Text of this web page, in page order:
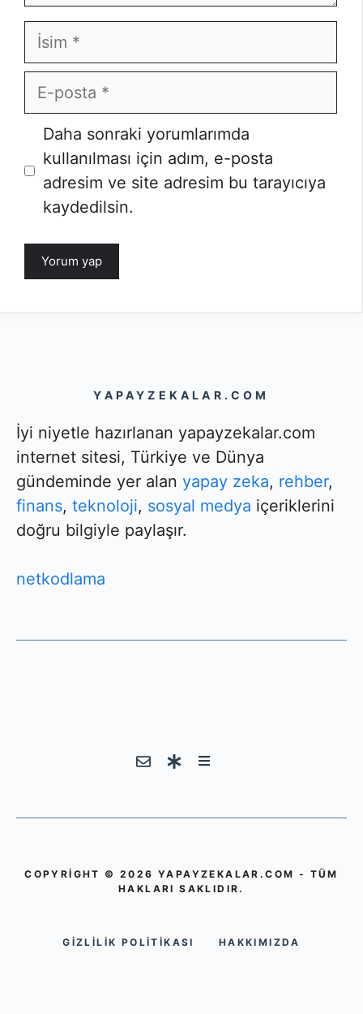
İsim
E-
posta
İnternet
sitesi
Daha sonraki yorumlarımda
kullanılması için adım, e-posta
adresim ve site adresim bu tarayıcıya
kaydedilsin.
YAPAYZEKALAR.COM
İyi niyetle hazırlanan yapayzekalar.com
internet sitesi, Türkiye ve Dünya
gündeminde yer alan yapay zeka, rehber,
finans, teknoloji, sosyal medya içeriklerini
doğru bilgiyle paylaşır.
netkodlama
COPYRIGHT © 2026 YAPAYZEKALAR.COM - TÜM
HAKLARI SAKLIDIR.
GIZLILIK POLITIKASI HAKKIMIZDA